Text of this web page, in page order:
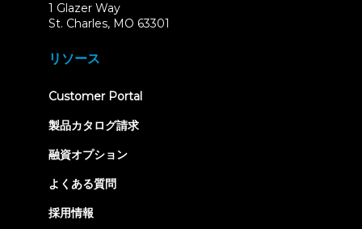
1 Glazer Way
St. Charles, MO 63301
リソース
Customer Portal(opens
製品カタログ請求
融資オプション
よくある質問
採用情報